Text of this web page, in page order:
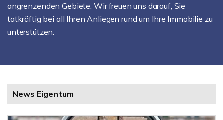
angrenzenden Gebiete. Wir freuen uns darauf, Sie
tatkräftig bei all Ihren Anliegen rund um Ihre Immobilie zu
unterstützen.
News Eigentum